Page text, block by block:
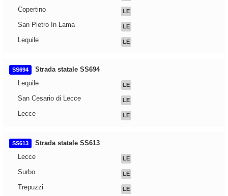
Copertino LE
San Pietro In Lama LE
Lequile LE
SS694
Strada statale SS694
Lequile
LE
San Cesario di Lecce LE
Lecce LE
SS613
Strada statale SS613
Lecce
LE
Surbo LE
Trepuzzi LE